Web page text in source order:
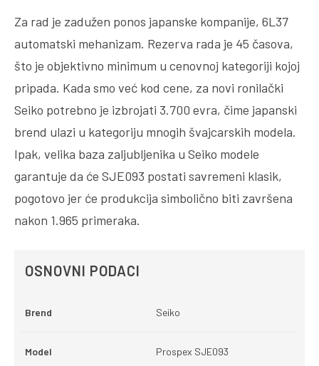
Za rad je zadužen ponos japanske kompanije, 6L37
automatski mehanizam. Rezerva rada je 45 časova,
što je objektivno minimum u cenovnoj kategoriji kojoj
pripada. Kada smo već kod cene, za novi ronilački
Seiko potrebno je izbrojati 3.700 evra, čime japanski
brend ulazi u kategoriju mnogih švajcarskih modela.
Ipak, velika baza zaljubljenika u Seiko modele
garantuje da će SJE093 postati savremeni klasik,
pogotovo jer će produkcija simbolično biti završena
nakon 1.965 primeraka.
OSNOVNI PODACI
Brend Seiko
Model Prospex SJE093